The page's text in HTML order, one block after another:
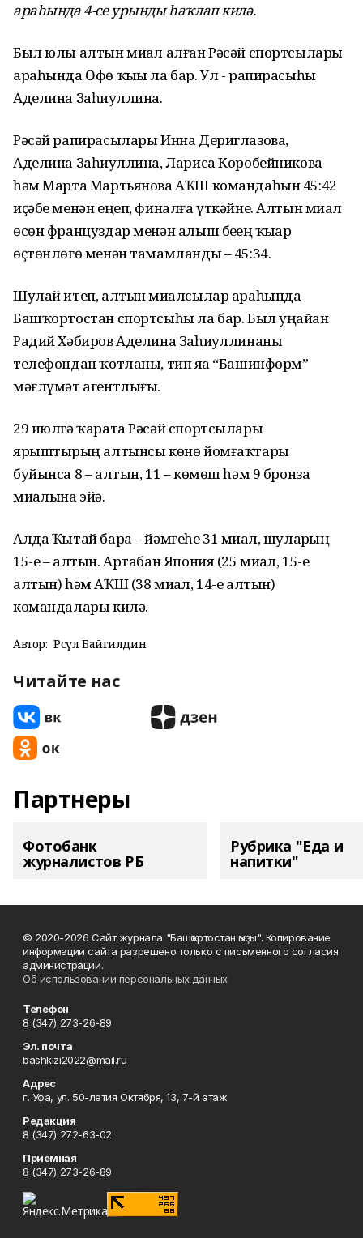
араһында 4-се урынды һаҡлап килә.
Был юлы алтын миҙал алған Рәсәй спортсылары
араһында Өфө ҡыҙы ла бар. Ул - рапирасыһы
Аделина Заһиҙуллина.
Рәсәй рапирасылары Инна Дериглазова,
Аделина Заһиҙуллина, Лариса Коробейникова
һәм Марта Мартьянова АҠШ командаһын 45:42
иҫәбе менән еңеп, финалға үткәйне. Алтын миҙал
өсөн француздар менән алыш беҙҙең ҡыҙҙар
өҫтөнлөгө менән тамамланды – 45:34.
Шулай итеп, алтын миҙалсылар араһында
Башҡортостан спортсыһы ла бар. Был уңайҙан
Радий Хәбиров Аделина Заһиҙуллинаны
телефондан ҡотланы, тип яҙа “Башинформ”
мәғлүмәт агентлығы.
29 июлгә ҡарата Рәсәй спортсылары
ярыштырҙың алтынсы көнө йомғаҡтары
буйынса 8 – алтын, 11 – көмөш һәм 9 бронза
миҙалына эйә.
Алда Ҡытай бара – йәмғеһе 31 миҙал, шуларҙың
15-е – алтын. Артабан Япония (25 миҙал, 15-е
алтын) һәм АҠШ (38 миҙал, 14-е алтын)
командалары килә.
Автор: Рәсүл Байгилдин
Читайте нас
Партнеры
Фотобанк
журналистов РБ
Рубрика "Еда и
напитки"
© 2020-2026 Сайт журнала "Башҡортостан ҡыҙы". Копирование
информации сайта разрешено только с письменного согласия
администрации.
Об использовании персональных данных
Телефон
8 (347) 273-26-89
Эл. почта
bashkizi2022@mail.ru
Адрес
г. Уфа, ул. 50-летия Октября, 13, 7-й этаж
Редакция
8 (347) 272-63-02
Приемная
8 (347) 273-26-89